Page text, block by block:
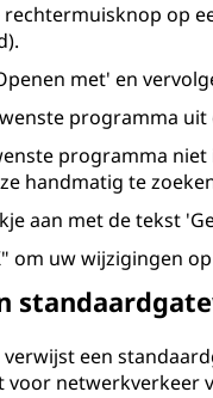
rechtermuisknop op
met' en
programma uit
programma
handmatig te
aan met de tekst
om uw wijzigingen
een
voor netwerkverkeer